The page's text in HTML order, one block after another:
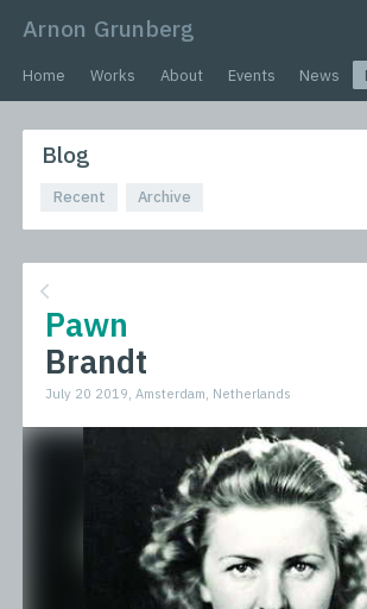
Arnon Grunberg
Home Works About Events News
Blog
Recent Archive
Pawn
Brandt
July 20 2019, Amsterdam, Netherlands